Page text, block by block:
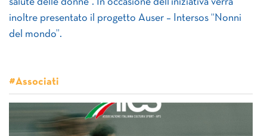
salute delle donne”. In occasione dell’iniziativa verrà
inoltre presentato il progetto Auser – Intersos “Nonni
del mondo”.
#Associati